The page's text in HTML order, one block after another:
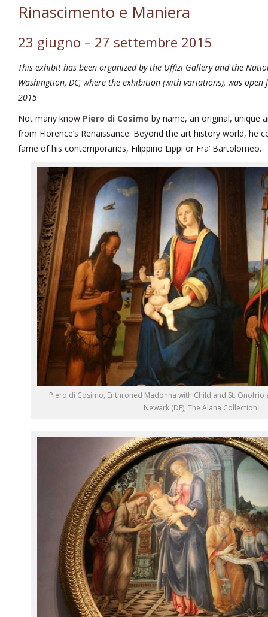
Rinascimento e Maniera
23 giugno – 27 settembre 2015
This exhibit has been organized by the Uffizi Gallery and the
Washingtion, DC, where the exhibition (with variations), was
2015
Not many know Piero di Cosimo by name, an original, unique
from Florence’s Renaissance. Beyond the art history world, he
fame of his contemporaries, Filippino Lippi or Fra’ Bartolomeo.
Piero di Cosimo, Enthroned Madonna with Child and St. Onofrio
Newark (DE), The Alana Collection